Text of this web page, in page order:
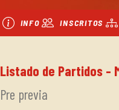
INFO INSCRITOS
Listado de Partidos -
Pre previa